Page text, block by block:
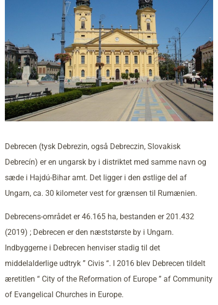
Debrecen (tysk Debrezin, også Debreczin, Slovakisk
Debrecín) er en ungarsk by i distriktet med samme navn og
sæde i Hajdú-Bihar amt. Det ligger i den østlige del af
Ungarn, ca. 30 kilometer vest for grænsen til Rumænien.
Debrecens-området er 46.165 ha, bestanden er 201.432
(2019) ; Debrecen er den næststørste by i Ungarn.
Indbyggerne i Debrecen henviser stadig til det
middelalderlige udtryk ” Civis “. I 2016 blev Debrecen tildelt
æretitlen “ City of the Reformation of Europe ” af Community
of Evangelical Churches in Europe.